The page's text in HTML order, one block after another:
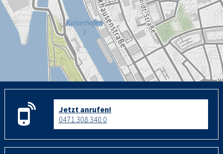
Jetzt anrufen!
0471 308 340 0